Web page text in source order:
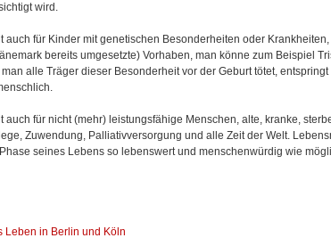
wird.
auch für Kinder mit genetischen Besonderheiten oder Krankheiten,
bereits umgesetzte) Vorhaben, man könne zum Beispiel
alle Träger dieser Besonderheit vor der Geburt tötet, entspringt
auch für nicht (mehr) leistungsfähige Menschen, alte, kranke,
Zuwendung, Palliativversorgung und alle Zeit der Welt.
seines Lebens so lebenswert und menschenwürdig wie
Leben in Berlin und Köln